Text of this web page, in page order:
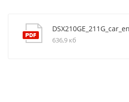
DSX210GE_211G_car_en
636,9 кб